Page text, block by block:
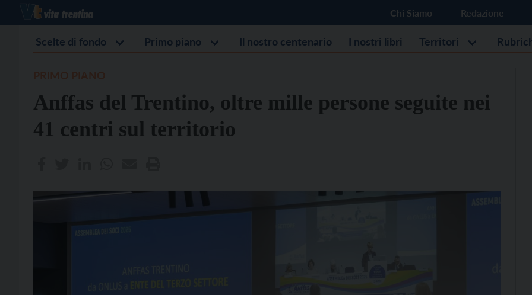
Chi Siamo Redazione
Scelte di fondo Primo piano Il nostro centenario I nostri libri Territori
Anffas del Trentino, oltre mille persone seguite nei
41 centri sul territorio